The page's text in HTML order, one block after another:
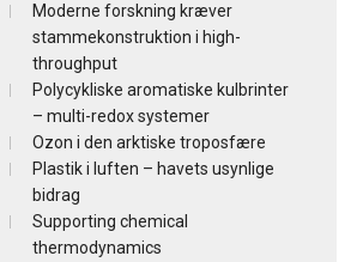
Moderne forskning kræver
stammekonstruktion i high-
throughput
Polycykliske aromatiske kulbrinter
– multi-redox systemer
Ozon i den arktiske troposfære
Plastik i luften – havets usynlige
bidrag
Supporting chemical
thermodynamics